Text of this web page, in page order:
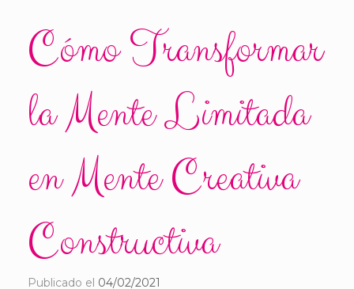
Cómo Transformar
la Mente Limitada
en Mente Creativa
Constructiva
Publicado el 04/02/2021